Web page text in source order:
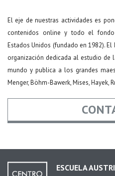
El eje de nuestras actividades es
contenidos online y todo el
Estados Unidos (fundado en 1982).
organización dedicada al estudio
mundo y publica a los grandes
Menger, Böhm-Bawerk, Mises, Hayek,
ESCUELA